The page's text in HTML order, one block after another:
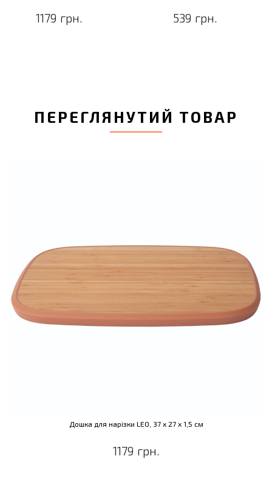
1179 грн. 539 грн.
ПЕРЕГЛЯНУТИЙ ТОВАР
Дошка для нарізки LEO, 37 х 27 х 1,5 см
1179 грн.